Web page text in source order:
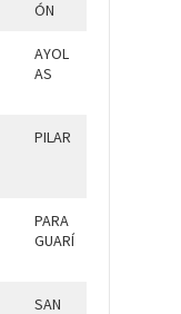
ÓN
AYOL
AS
PILAR
PARA
GUARÍ
SAN